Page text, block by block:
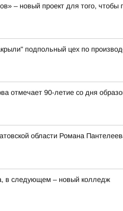
– новый проект для того,
подпольный цех по
отмечает 90-летие со дня
области Романа
в следующем – новый колледж